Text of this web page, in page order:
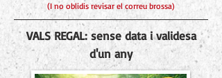
(I no oblidis revisar el correu brossa)
VALS REGAL: sense data i validesa
d'un any